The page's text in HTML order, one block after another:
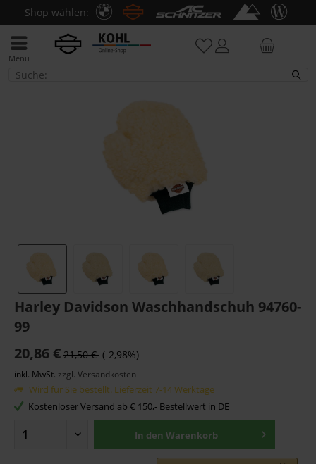
Shop wählen:
Menü
Pflege & Zubehör
Harley Davidson Waschhandschuh 94760-
99
20,86 € 21,50 € (-2,98%)
inkl. MwSt. zzgl. Versandkosten
Wird für Sie bestellt. Lieferzeit 7-14 Werktage
Kostenloser Versand ab € 150,- Bestellwert in DE
In den Warenkorb